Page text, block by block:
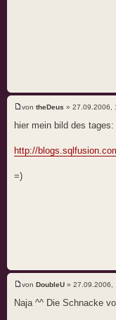
von theDeus » 27.09.2006,
hier mein bild des tages:
http://
=)
von DoubleU » 27.09.2006,
Naja ^^ Die Schnacke